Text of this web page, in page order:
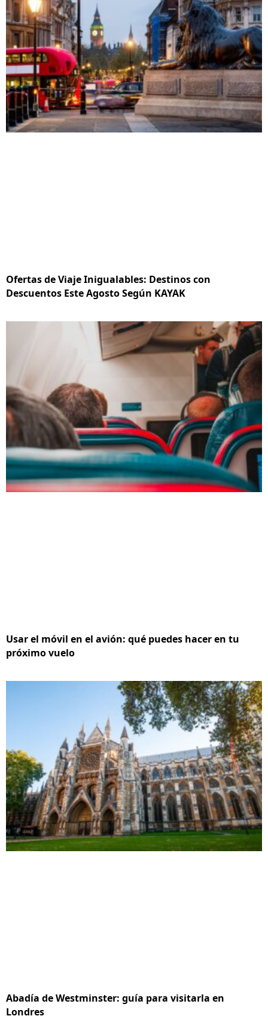
Ofertas de Viaje Inigualables: Destinos con
Descuentos Este Agosto Según KAYAK
Usar el móvil en el avión: qué puedes hacer en tu
próximo vuelo
Abadía de Westminster: guía para visitarla en
Londres